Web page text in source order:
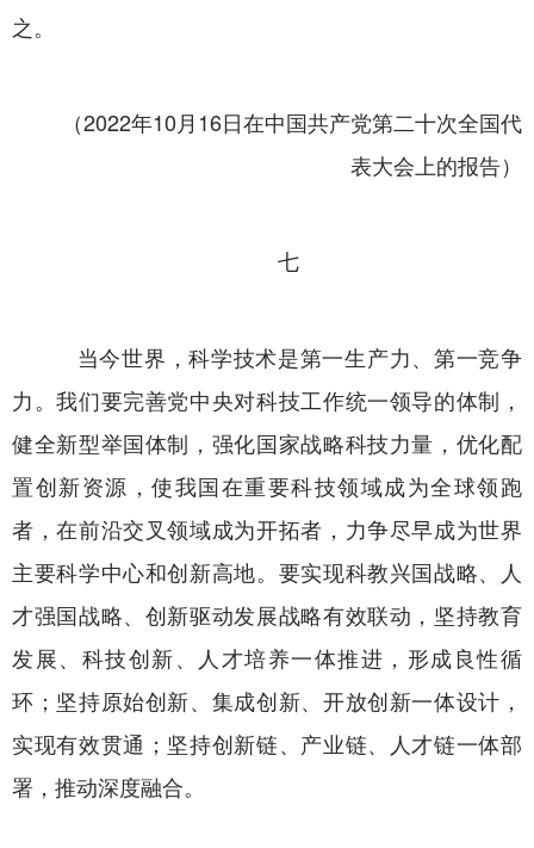
之。
（2022年10月16日在中国共产党第二十次全国代
表大会上的报告）
七
当今世界，科学技术是第一生产力、第一竞争
力。我们要完善党中央对科技工作统一领导的体制，
健全新型举国体制，强化国家战略科技力量，优化配
置创新资源，使我国在重要科技领域成为全球领跑
者，在前沿交叉领域成为开拓者，力争尽早成为世界
主要科学中心和创新高地。要实现科教兴国战略、人
才强国战略、创新驱动发展战略有效联动，坚持教育
发展、科技创新、人才培养一体推进，形成良性循
环；坚持原始创新、集成创新、开放创新一体设计，
实现有效贯通；坚持创新链、产业链、人才链一体部
署，推动深度融合。